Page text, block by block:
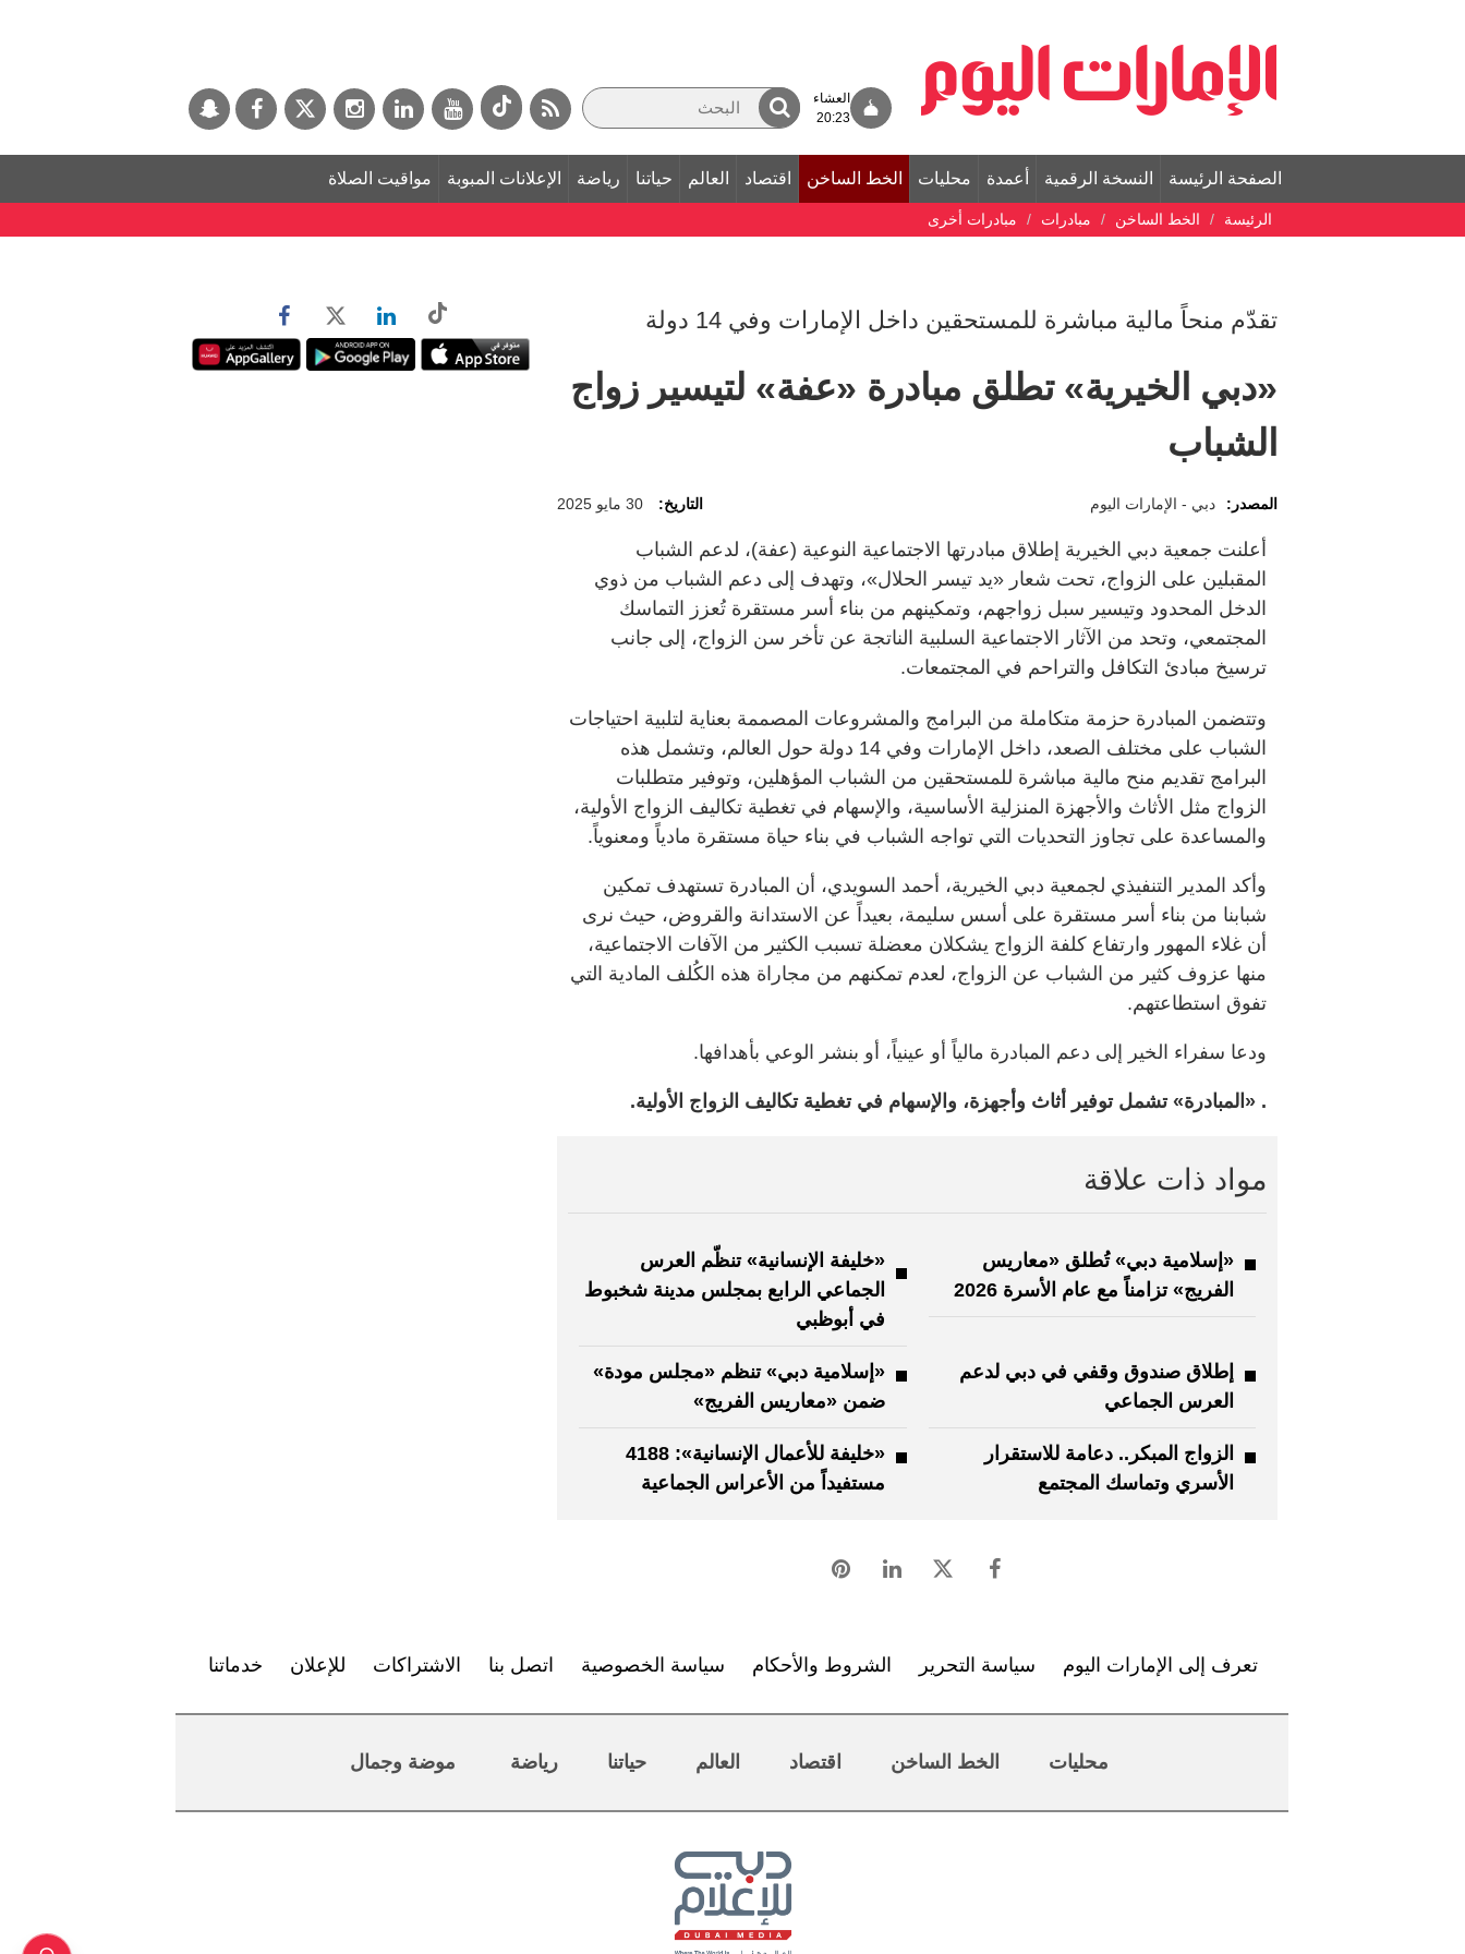
العشاء
20:23
الصفحة الرئيسة النسخة الرقمية أعمدة محليات الخط الساخن اقتصاد العالم حياتنا رياضة الإعلانات المبوبة مواقيت الصلاة
الرئيسة الخط الساخن مبادرات مبادرات أخرى
تقدّم منحاً مالية مباشرة للمستحقين داخل الإمارات وفي 14 دولة
«دبي الخيرية» تطلق مبادرة «عفة» لتيسير زواج
الشباب
المصدر: دبي - الإمارات اليوم التاريخ: 30 مايو 2025
أعلنت جمعية دبي الخيرية إطلاق مبادرتها الاجتماعية النوعية (عفة)، لدعم الشباب
المقبلين على الزواج، تحت شعار «يد تيسر الحلال»، وتهدف إلى دعم الشباب من ذوي
الدخل المحدود وتيسير سبل زواجهم، وتمكينهم من بناء أسر مستقرة تُعزز التماسك
المجتمعي، وتحد من الآثار الاجتماعية السلبية الناتجة عن تأخر سن الزواج، إلى جانب
ترسيخ مبادئ التكافل والتراحم في المجتمعات.
وتتضمن المبادرة حزمة متكاملة من البرامج والمشروعات المصممة بعناية لتلبية احتياجات
الشباب على مختلف الصعد، داخل الإمارات وفي 14 دولة حول العالم، وتشمل هذه
البرامج تقديم منح مالية مباشرة للمستحقين من الشباب المؤهلين، وتوفير متطلبات
الزواج مثل الأثاث والأجهزة المنزلية الأساسية، والإسهام في تغطية تكاليف الزواج الأولية،
والمساعدة على تجاوز التحديات التي تواجه الشباب في بناء حياة مستقرة مادياً ومعنوياً.
وأكد المدير التنفيذي لجمعية دبي الخيرية، أحمد السويدي، أن المبادرة تستهدف تمكين
شبابنا من بناء أسر مستقرة على أسس سليمة، بعيداً عن الاستدانة والقروض، حيث نرى
أن غلاء المهور وارتفاع كلفة الزواج يشكلان معضلة تسبب الكثير من الآفات الاجتماعية،
منها عزوف كثير من الشباب عن الزواج، لعدم تمكنهم من مجاراة هذه الكُلف المادية التي
تفوق استطاعتهم.
ودعا سفراء الخير إلى دعم المبادرة مالياً أو عينياً، أو بنشر الوعي بأهدافها.
. «المبادرة» تشمل توفير أثاث وأجهزة، والإسهام في تغطية تكاليف الزواج الأولية.
مواد ذات علاقة
«إسلامية دبي» تُطلق «معاريس
الفريج» تزامناً مع عام الأسرة 2026
«خليفة الإنسانية» تنظّم العرس
الجماعي الرابع بمجلس مدينة شخبوط
في أبوظبي
إطلاق صندوق وقفي في دبي لدعم
العرس الجماعي
«إسلامية دبي» تنظم «مجلس مودة»
ضمن «معاريس الفريج»
الزواج المبكر.. دعامة للاستقرار
الأسري وتماسك المجتمع
«خليفة للأعمال الإنسانية»: 4188
مستفيداً من الأعراس الجماعية
تعرف إلى الإمارات اليوم سياسة التحرير الشروط والأحكام سياسة الخصوصية اتصل بنا الاشتراكات للإعلان خدماتنا
محليات الخط الساخن اقتصاد العالم حياتنا رياضة موضة وجمال